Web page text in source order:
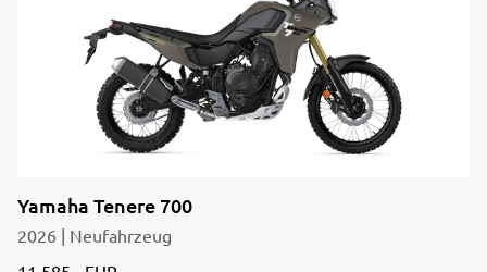
Yamaha Tenere 700
2026 | Neufahrzeug